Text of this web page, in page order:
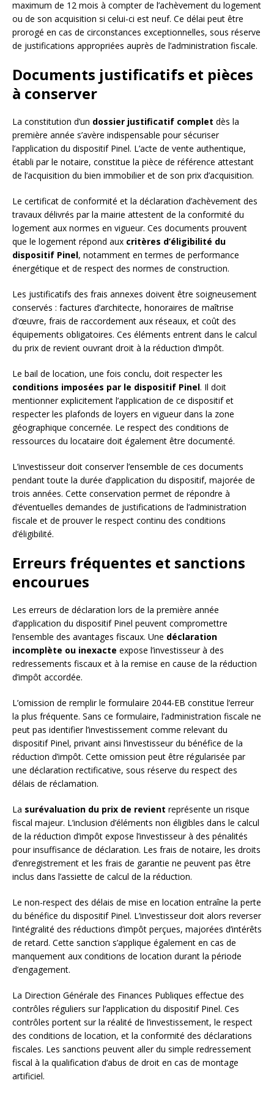
maximum de 12 mois à compter de l’achèvement du logement
ou de son acquisition si celui-ci est neuf. Ce délai peut être
prorogé en cas de circonstances exceptionnelles, sous réserve
de justifications appropriées auprès de l’administration fiscale.
Documents justificatifs et pièces
à conserver
La constitution d’un dossier justificatif complet dès la
première année s’avère indispensable pour sécuriser
l’application du dispositif Pinel. L’acte de vente authentique,
établi par le notaire, constitue la pièce de référence attestant
de l’acquisition du bien immobilier et de son prix d’acquisition.
Le certificat de conformité et la déclaration d’achèvement des
travaux délivrés par la mairie attestent de la conformité du
logement aux normes en vigueur. Ces documents prouvent
que le logement répond aux critères d’éligibilité du
dispositif Pinel, notamment en termes de performance
énergétique et de respect des normes de construction.
Les justificatifs des frais annexes doivent être soigneusement
conservés : factures d’architecte, honoraires de maîtrise
d’œuvre, frais de raccordement aux réseaux, et coût des
équipements obligatoires. Ces éléments entrent dans le calcul
du prix de revient ouvrant droit à la réduction d’impôt.
Le bail de location, une fois conclu, doit respecter les
conditions imposées par le dispositif Pinel. Il doit
mentionner explicitement l’application de ce dispositif et
respecter les plafonds de loyers en vigueur dans la zone
géographique concernée. Le respect des conditions de
ressources du locataire doit également être documenté.
L’investisseur doit conserver l’ensemble de ces documents
pendant toute la durée d’application du dispositif, majorée de
trois années. Cette conservation permet de répondre à
d’éventuelles demandes de justifications de l’administration
fiscale et de prouver le respect continu des conditions
d’éligibilité.
Erreurs fréquentes et sanctions
encourues
Les erreurs de déclaration lors de la première année
d’application du dispositif Pinel peuvent compromettre
l’ensemble des avantages fiscaux. Une déclaration
incomplète ou inexacte expose l’investisseur à des
redressements fiscaux et à la remise en cause de la réduction
d’impôt accordée.
L’omission de remplir le formulaire 2044-EB constitue l’erreur
la plus fréquente. Sans ce formulaire, l’administration fiscale ne
peut pas identifier l’investissement comme relevant du
dispositif Pinel, privant ainsi l’investisseur du bénéfice de la
réduction d’impôt. Cette omission peut être régularisée par
une déclaration rectificative, sous réserve du respect des
délais de réclamation.
La surévaluation du prix de revient représente un risque
fiscal majeur. L’inclusion d’éléments non éligibles dans le calcul
de la réduction d’impôt expose l’investisseur à des pénalités
pour insuffisance de déclaration. Les frais de notaire, les droits
d’enregistrement et les frais de garantie ne peuvent pas être
inclus dans l’assiette de calcul de la réduction.
Le non-respect des délais de mise en location entraîne la perte
du bénéfice du dispositif Pinel. L’investisseur doit alors reverser
l’intégralité des réductions d’impôt perçues, majorées d’intérêts
de retard. Cette sanction s’applique également en cas de
manquement aux conditions de location durant la période
d’engagement.
La Direction Générale des Finances Publiques effectue des
contrôles réguliers sur l’application du dispositif Pinel. Ces
contrôles portent sur la réalité de l’investissement, le respect
des conditions de location, et la conformité des déclarations
fiscales. Les sanctions peuvent aller du simple redressement
fiscal à la qualification d’abus de droit en cas de montage
artificiel.